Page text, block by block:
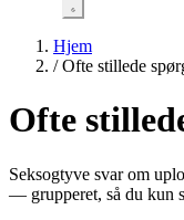
Hjem
/ Ofte stillede
Ofte
Seksogtyve svar om
— grupperet, så du kun